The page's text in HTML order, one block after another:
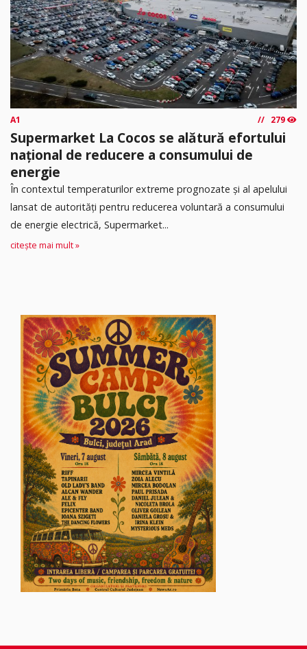
A1 279
Supermarket La Cocos se alătură efortului
național de reducere a consumului de
energie
În contextul temperaturilor extreme prognozate și al apelului
lansat de autorități pentru reducerea voluntară a consumului
de energie electrică, Supermarket...
citește mai mult »